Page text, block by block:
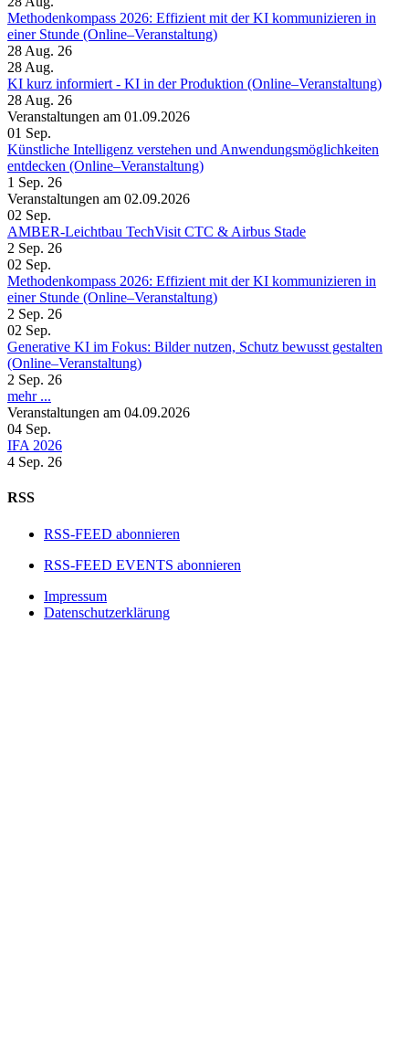
Methodenkompass 2026: Effizient mit der KI kommunizieren in
einer Stunde (Online–Veranstaltung)
28 Aug. 26
28 Aug.
KI kurz informiert - KI in der Produktion (Online–Veranstaltung)
28 Aug. 26
Veranstaltungen am 01.09.2026
01 Sep.
Künstliche Intelligenz verstehen und Anwendungsmöglichkeiten
entdecken (Online–Veranstaltung)
1 Sep. 26
Veranstaltungen am 02.09.2026
02 Sep.
AMBER-Leichtbau TechVisit CTC & Airbus Stade
2 Sep. 26
02 Sep.
Methodenkompass 2026: Effizient mit der KI kommunizieren in
einer Stunde (Online–Veranstaltung)
2 Sep. 26
02 Sep.
Generative KI im Fokus: Bilder nutzen, Schutz bewusst gestalten
(Online–Veranstaltung)
2 Sep. 26
mehr ...
Veranstaltungen am 04.09.2026
04 Sep.
IFA 2026
4 Sep. 26
RSS
RSS-FEED abonnieren
RSS-FEED EVENTS abonnieren
Impressum
Datenschutzerklärung